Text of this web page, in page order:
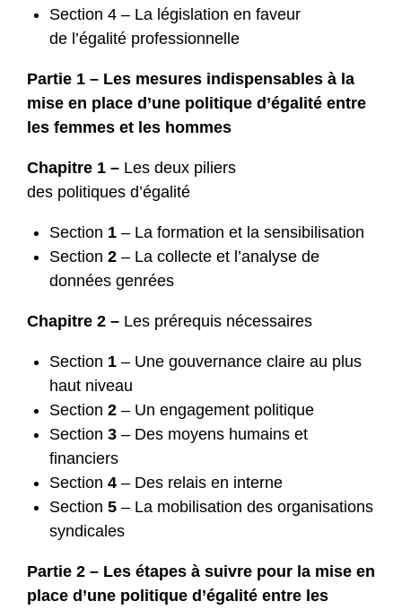
Section 4 – La législation en faveur
de l’égalité professionnelle
Partie 1 – Les mesures indispensables à la
mise en place d’une politique d’égalité entre
les femmes et les hommes
Chapitre 1 – Les deux piliers
des politiques d’égalité
Section 1 – La formation et la sensibilisation
Section 2 – La collecte et l’analyse de
données genrées
Chapitre 2 – Les prérequis nécessaires
Section 1 – Une gouvernance claire au plus
haut niveau
Section 2 – Un engagement politique
Section 3 – Des moyens humains et
financiers
Section 4 – Des relais en interne
Section 5 – La mobilisation des organisations
syndicales
Partie 2 – Les étapes à suivre pour la mise en
place d’une politique d’égalité entre les